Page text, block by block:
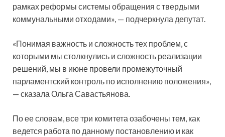
рамках реформы системы обращения с твердыми
коммунальными отходами», — подчеркнула депутат.
«Понимая важность и сложность тех проблем, с
которыми мы столкнулись и сложность реализации
решений, мы в июне провели промежуточный
парламентский контроль по исполнению положения»,
— сказала Ольга Савастьянова.
По ее словам, все три комитета озабочены тем, как
ведется работа по данному постановлению и как